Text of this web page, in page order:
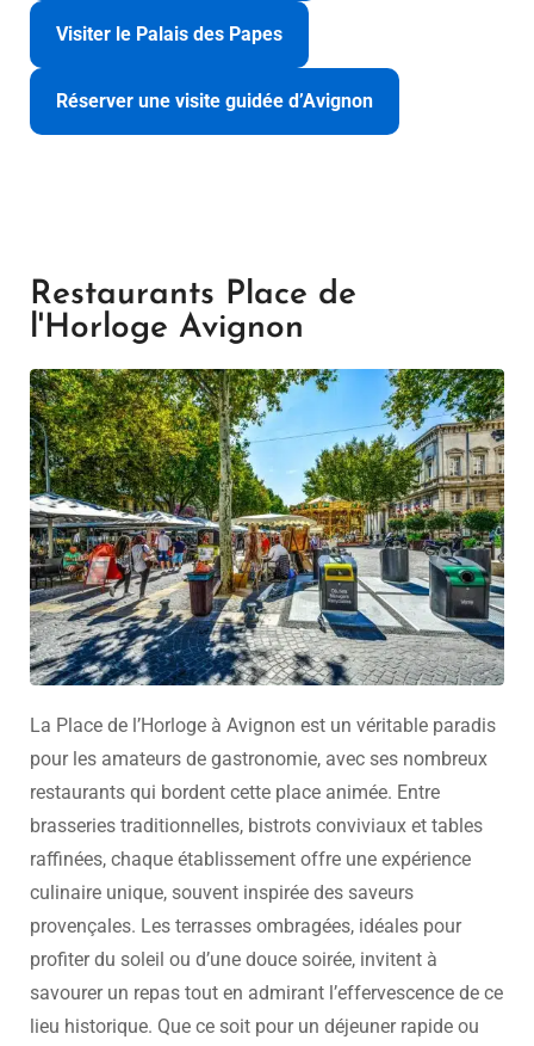
Visiter le Palais des Papes
Réserver une visite guidée d’Avignon
Restaurants Place de
l'Horloge Avignon
La Place de l’Horloge à Avignon est un véritable paradis
pour les amateurs de gastronomie, avec ses nombreux
restaurants qui bordent cette place animée. Entre
brasseries traditionnelles, bistrots conviviaux et tables
raffinées, chaque établissement offre une expérience
culinaire unique, souvent inspirée des saveurs
provençales. Les terrasses ombragées, idéales pour
profiter du soleil ou d’une douce soirée, invitent à
savourer un repas tout en admirant l’effervescence de ce
lieu historique. Que ce soit pour un déjeuner rapide ou